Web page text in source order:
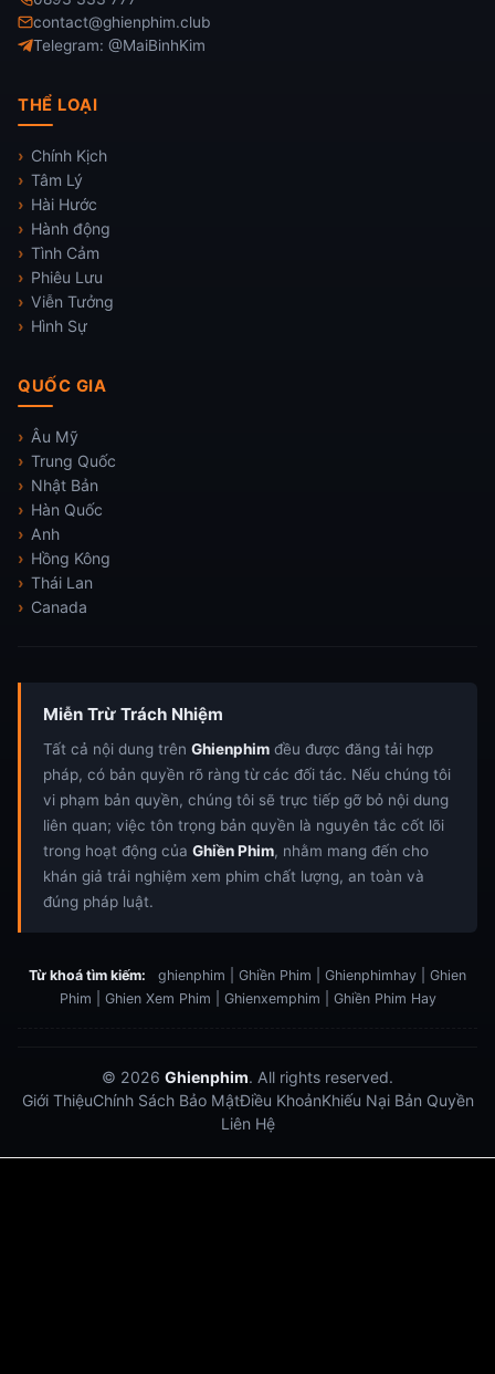
contact@ghienphim.club
Telegram: @MaiBinhKim
THỂ LOẠI
Chính Kịch
Tâm Lý
Hài Hước
Hành động
Tình Cảm
Phiêu Lưu
Viễn Tưởng
Hình Sự
QUỐC GIA
Âu Mỹ
Trung Quốc
Nhật Bản
Hàn Quốc
Anh
Hồng Kông
Thái Lan
Canada
Miễn Trừ Trách Nhiệm
Tất cả nội dung trên Ghienphim đều được đăng tải hợp
pháp, có bản quyền rõ ràng từ các đối tác. Nếu chúng tôi
vi phạm bản quyền, chúng tôi sẽ trực tiếp gỡ bỏ nội dung
liên quan; việc tôn trọng bản quyền là nguyên tắc cốt lõi
trong hoạt động của Ghiền Phim, nhằm mang đến cho
khán giả trải nghiệm xem phim chất lượng, an toàn và
đúng pháp luật.
Từ khoá tìm kiếm:
ghienphim | Ghiền Phim | Ghienphimhay | Ghien
Phim | Ghien Xem Phim | Ghienxemphim | Ghiền Phim Hay
© 2026 Ghienphim. All rights reserved.
Giới ThiệuChính Sách Bảo MậtĐiều KhoảnKhiếu Nại Bản Quyền
Liên Hệ